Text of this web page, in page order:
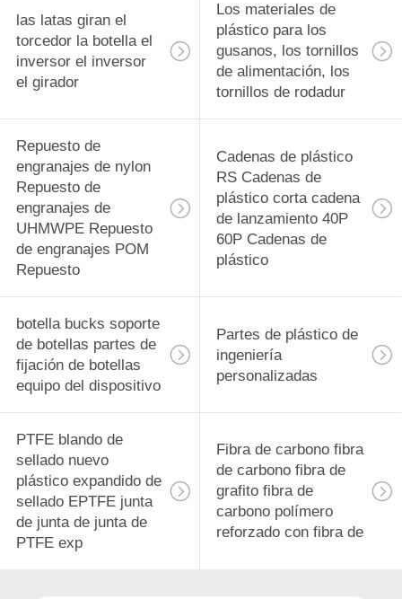
las latas giran el
torcedor la botella el
inversor el inversor
el girador
Los materiales de
plástico para los
gusanos, los tornillos
de alimentación, los
tornillos de rodadur
Repuesto de
engranajes de nylon
Repuesto de
engranajes de
UHMWPE Repuesto
de engranajes POM
Repuesto
Cadenas de plástico
RS Cadenas de
plástico corta cadena
de lanzamiento 40P
60P Cadenas de
plástico
botella bucks soporte
de botellas partes de
fijación de botellas
equipo del dispositivo
Partes de plástico de
ingeniería
personalizadas
PTFE blando de
sellado nuevo
plástico expandido de
sellado EPTFE junta
de junta de junta de
PTFE exp
Fibra de carbono fibra
de carbono fibra de
grafito fibra de
carbono polímero
reforzado con fibra de